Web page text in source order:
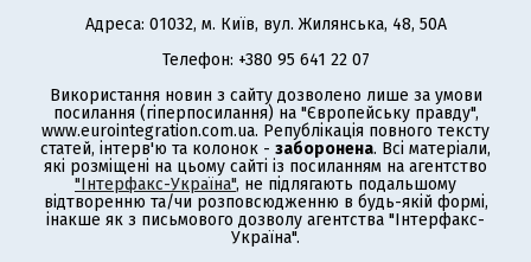
Адреса: 01032, м. Київ, вул. Жилянська, 48, 50А
Телефон: +380 95 641 22 07
Використання новин з сайту дозволено лише за умови
посилання (гіперпосилання) на "Європейську правду",
www.eurointegration.com.ua. Републікація повного тексту
статей, інтерв'ю та колонок - заборонена. Всі матеріали,
які розміщені на цьому сайті із посиланням на агентство
"Інтерфакс-Україна", не підлягають подальшому
відтворенню та/чи розповсюдженню в будь-якій формі,
інакше як з письмового дозволу агентства "Інтерфакс-
Україна".